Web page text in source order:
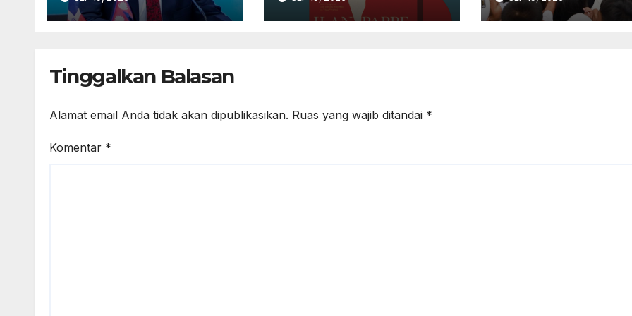
Poudel
atas Palestina
dalam Buku Ilan
Prabowo
Tinggalkan Balasan
Alamat email Anda tidak akan dipublikasikan. Ruas yang wajib ditandai *
Komentar *